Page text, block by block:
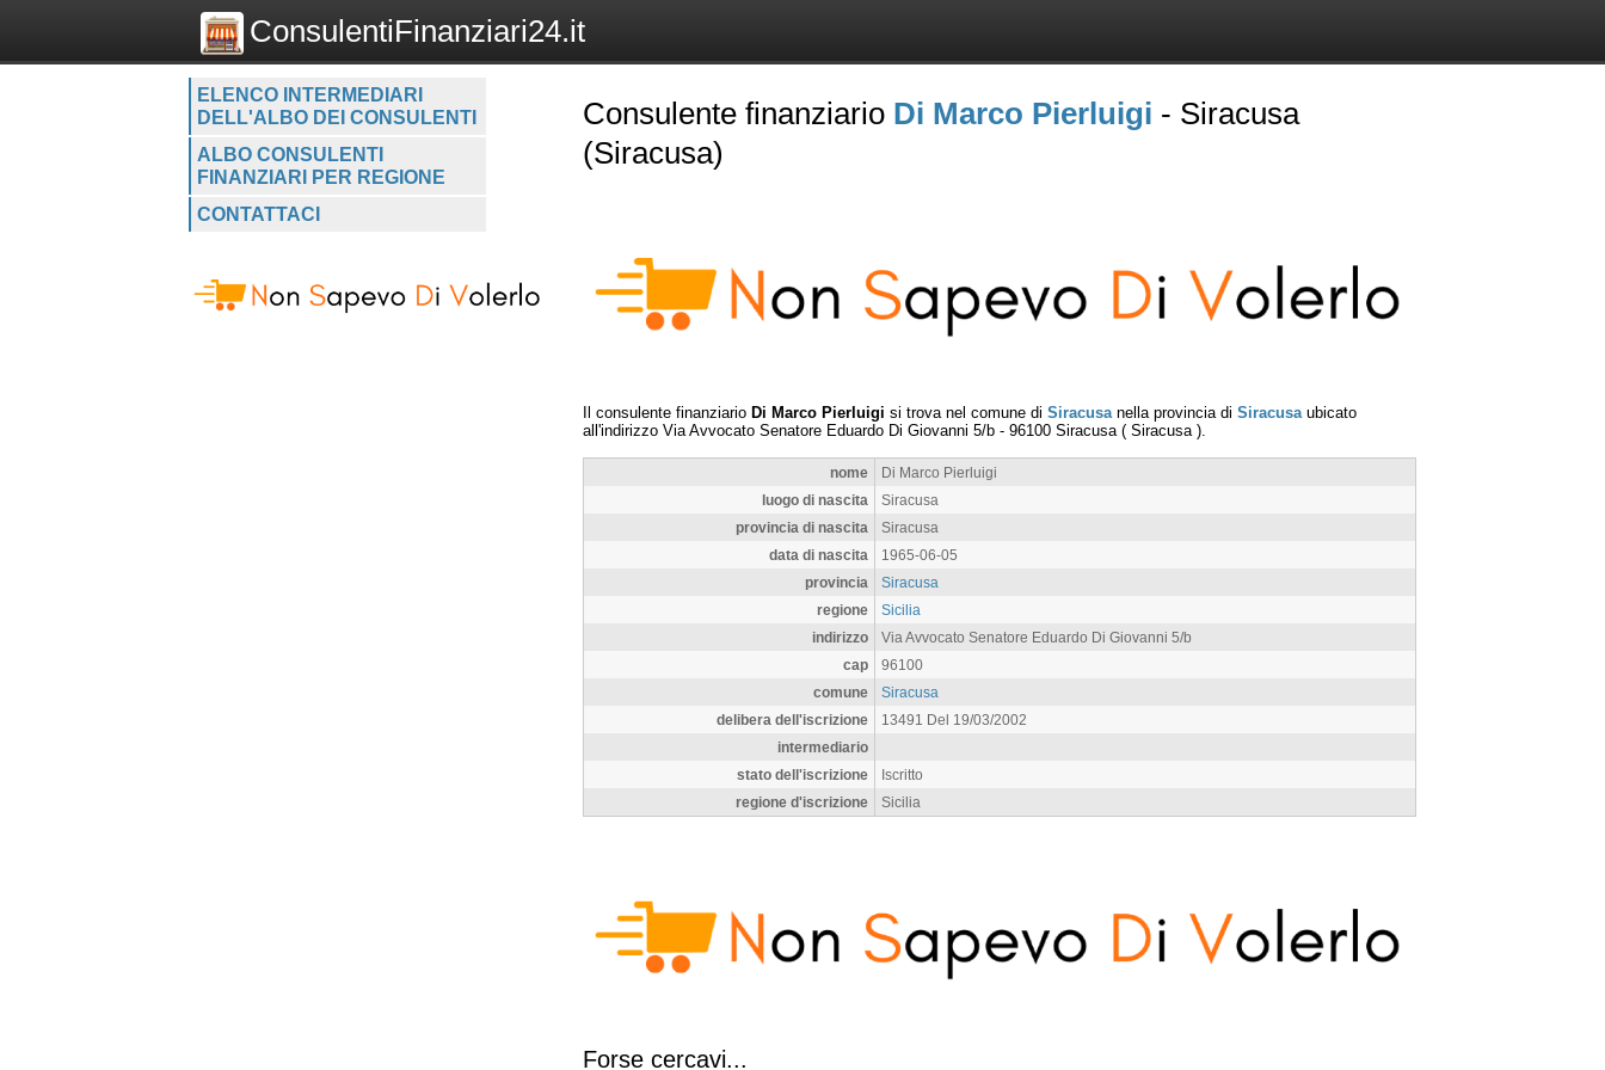
ConsulentiFinanziari24.it
ELENCO INTERMEDIARI
DELL'ALBO DEI CONSULENTI
ALBO CONSULENTI
FINANZIARI PER REGIONE
CONTATTACI
Consulente finanziario Di Marco Pierluigi - Siracusa
(Siracusa)
Il consulente finanziario Di Marco Pierluigi si trova nel comune di Siracusa nella provincia di Siracusa ubicato
all'indirizzo Via Avvocato Senatore Eduardo Di Giovanni 5/b - 96100 Siracusa ( Siracusa ).
nome
Di Marco Pierluigi
luogo di nascita
Siracusa
provincia di nascita
Siracusa
data di nascita
1965-06-05
provincia
Siracusa
regione
Sicilia
indirizzo
Via Avvocato Senatore Eduardo Di Giovanni 5/b
cap
96100
comune
Siracusa
delibera dell'iscrizione
13491 Del 19/03/2002
intermediario
stato dell'iscrizione
Iscritto
regione d'iscrizione
Sicilia
Forse cercavi...